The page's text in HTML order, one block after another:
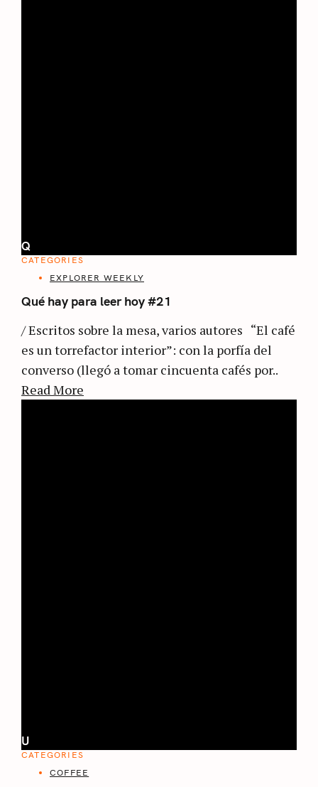
Q
CATEGORIES
EXPLORER WEEKLY
Qué hay para leer hoy #21
/ Escritos sobre la mesa, varios autores “El café
es un torrefactor interior”: con la porfía del
converso (llegó a tomar cincuenta cafés por..
Read More
U
CATEGORIES
COFFEE